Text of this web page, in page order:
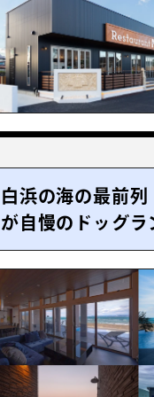
白浜の海の最前
が自慢のドッグラ